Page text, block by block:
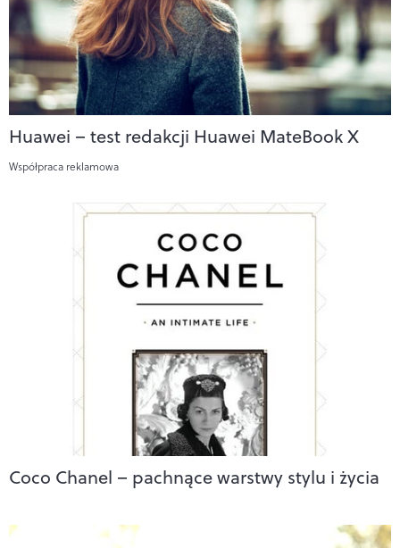
Huawei – test redakcji Huawei MateBook X
Współpraca reklamowa
Coco Chanel – pachnące warstwy stylu i życia